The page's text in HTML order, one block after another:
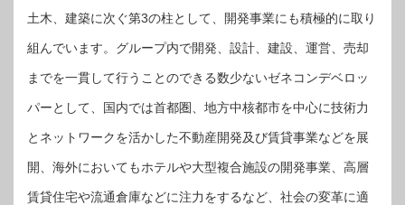
土木、建築に次ぐ第3の柱として、開発事業にも積極的に取り
組んでいます。グループ内で開発、設計、建設、運営、売却
までを一貫して行うことのできる数少ないゼネコンデベロッ
パーとして、国内では首都圏、地方中核都市を中心に技術力
とネットワークを活かした不動産開発及び賃貸事業などを展
開、海外においてもホテルや大型複合施設の開発事業、高層
賃貸住宅や流通倉庫などに注力をするなど、社会の変革に適